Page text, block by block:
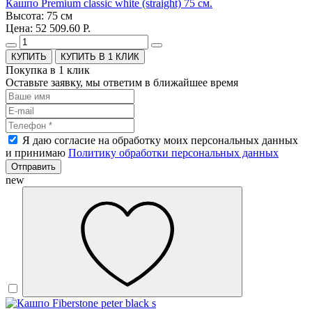
Кашпо Premium classic white (straight) 75 см.
Высота: 75 см
Цена: 52 509.60 Р.
КУПИТЬ В 1 КЛИК
Покупка в 1 клик
Оставьте заявку, мы ответим в ближайшее время
Я даю согласие на обработку моих персональных данных
и принимаю Политику обработки персональных данных
Отправить
new